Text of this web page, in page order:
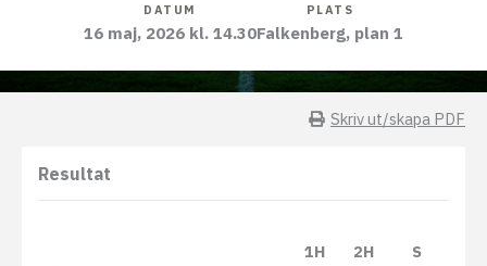
DATUM
16 maj, 2026 kl. 14.30
PLATS
Falkenberg, plan 1
Skriv ut/skapa PDF
Resultat
1H 2H S